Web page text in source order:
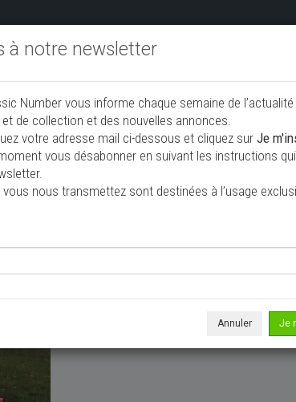
à notre newsletter
Number vous informe chaque semaine de
de collection et des nouvelles annonces.
votre adresse mail ci-dessous et cliquez sur Je
vous désabonner en suivant les instructions
nous transmettez sont destinées à l’usage
Annuler Je